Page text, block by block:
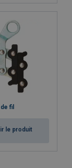
fil
le produit